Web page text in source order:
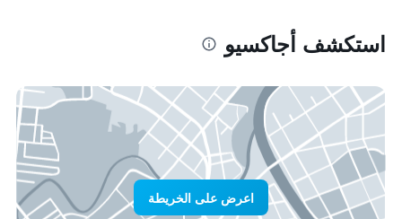
استكشف أجاكسيو
اعرض على الخريطة